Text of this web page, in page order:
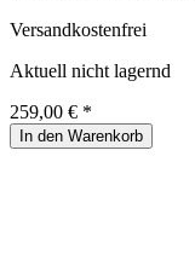
Versandkostenfrei
Aktuell nicht lagernd
259,00 € *
In den Warenkorb